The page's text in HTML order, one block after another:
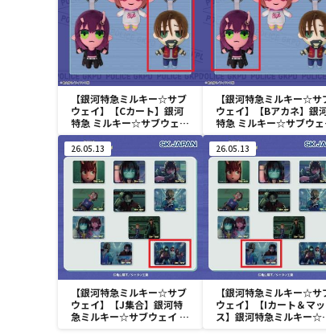
【銀河特急ミルキー☆サブ
ウェイ】【Cカート】銀河
特急 ミルキー☆サブウェイ
ちまっとさん ぬいぐるみ
Part1
【銀河特急ミルキー☆サ
ウェイ】【Bアカネ】銀
特急 ミルキー☆サブウェ
ちまっとさん ぬいぐるみ
Part1
26.05.13
【銀河特急ミルキー☆サブ
ウェイ】【J集合】銀河特
急ミルキー☆サブウェイ ス
26.05.13
【銀河特急ミルキー☆サ
ウェイ】【Iカート＆マ
ス】銀河特急ミルキー☆